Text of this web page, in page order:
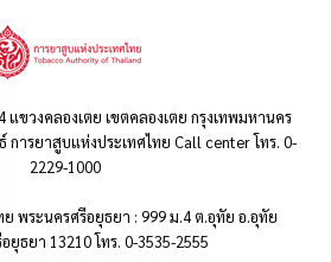
ขวงคลองเตย เขตคลองเตย กรุงเทพมหานคร
ารยาสูบแห่งประเทศไทย Call center โทร. 0-
2229-1000
พระนครศรีอยุธยา : 999 ม.4 ต.อุทัย อ.อุทัย
ยุธยา 13210 โทร. 0-3535-2555